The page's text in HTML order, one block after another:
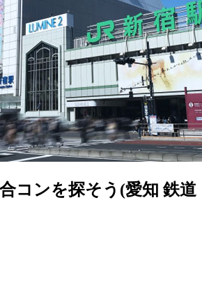
コンを探そう(愛知 鉄道